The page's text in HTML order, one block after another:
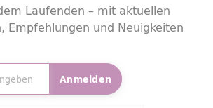
Laufenden – mit aktuellen
Empfehlungen und Neuigkeiten
Anmelden